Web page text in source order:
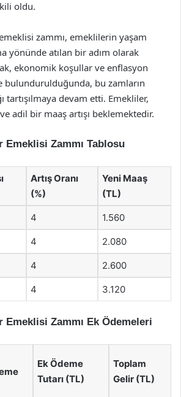
oldu.
zammı, emeklilerin yaşam
yönünde atılan bir adım olarak
ekonomik koşullar ve enflasyon
bulundurulduğunda, bu zamların
tartışılmaya devam etti. Emekliler,
adil bir maaş artışı beklemektedir.
Emeklisi Zammı Tablosu
Artış Oranı
(%)
Yeni Maaş
(TL)
4 1.560
4 2.080
4 2.600
4 3.120
Emeklisi Zammı Ek Ödemeleri
Ek Ödeme
Tutarı (TL)
Toplam
Gelir (TL)